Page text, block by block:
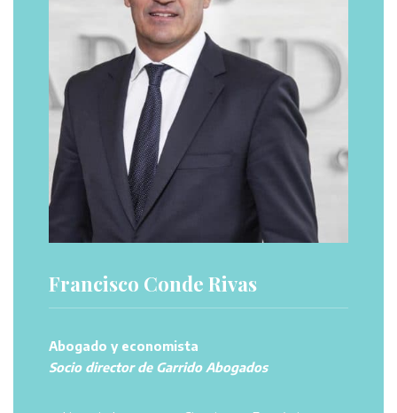
Francisco Conde Rivas
Abogado y economista
Socio director de Garrido Abogados